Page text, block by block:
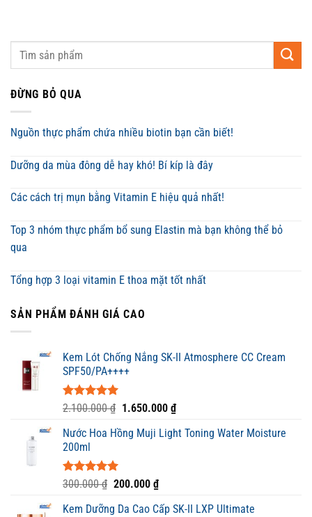
ĐỪNG BỎ QUA
Nguồn thực phẩm chứa nhiều biotin bạn cần biết!
Dưỡng da mùa đông dễ hay khó! Bí kíp là đây
Các cách trị mụn bằng Vitamin E hiệu quả nhất!
Top 3 nhóm thực phẩm bổ sung Elastin mà bạn không thể bỏ
qua
Tổng hợp 3 loại vitamin E thoa mặt tốt nhất
SẢN PHẨM ĐÁNH GIÁ CAO
Kem Lót Chống Nắng SK-II Atmosphere CC Cream
SPF50/PA++++
Được xếp
5 sao
2.100.000₫ Giá
là:
1.650.000 ₫Giá
tại
Nước Hoa Hồng Muji Light Toning Water Moisture
200ml
Được xếp
5.00
5 sao
300.000₫ Giá
là:
200.000 ₫Giá
tại
Kem Dưỡng Da Cao Cấp SK-II LXP Ultimate